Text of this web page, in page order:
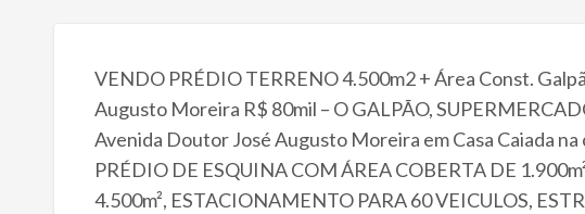
VENDO PRÉDIO TERRENO 4.500m2 + Área Const.
Augusto Moreira R$ 80mil – O GALPÃO,
Avenida Doutor José Augusto Moreira em Casa Caiada na
PRÉDIO DE ESQUINA COM ÁREA COBERTA DE
4.500m², ESTACIONAMENTO PARA 60 VEICULOS,